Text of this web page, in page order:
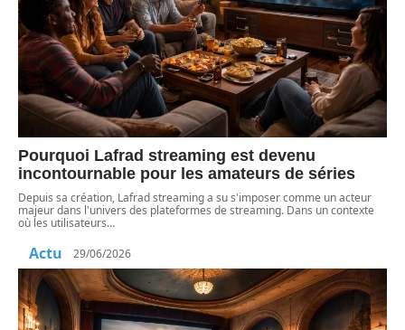
Pourquoi Lafrad streaming est devenu
incontournable pour les amateurs de séries
Depuis sa création, Lafrad streaming a su s'imposer comme un acteur
majeur dans l'univers des plateformes de streaming. Dans un contexte
où les utilisateurs…
Actu 29/06/2026